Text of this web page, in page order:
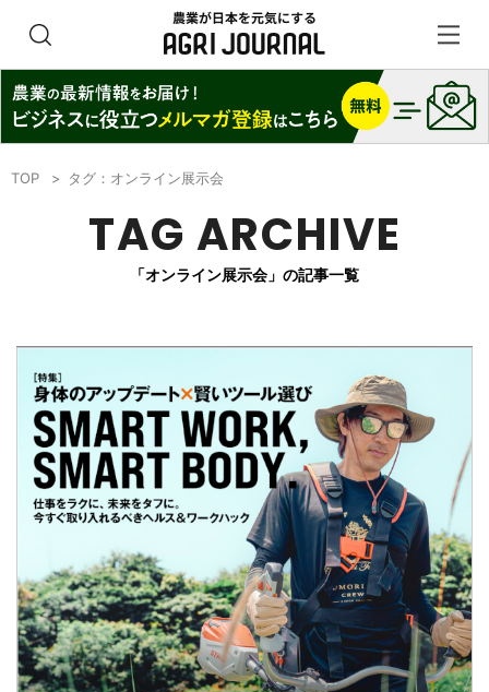
TOP タグ：オンライン展示会
TAG ARCHIVE
「オンライン展示会」の記事一覧